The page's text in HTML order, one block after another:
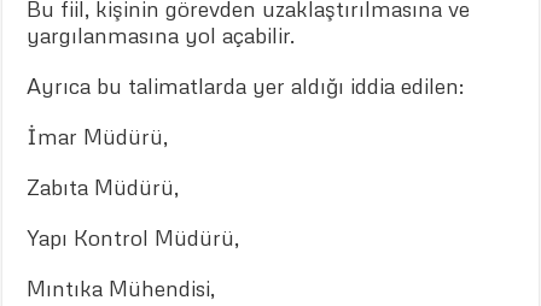
Bu fiil, kişinin görevden uzaklaştırılmasına ve
yargılanmasına yol açabilir.
Ayrıca bu talimatlarda yer aldığı iddia edilen:
İmar Müdürü,
Zabıta Müdürü,
Yapı Kontrol Müdürü,
Mıntıka Mühendisi,